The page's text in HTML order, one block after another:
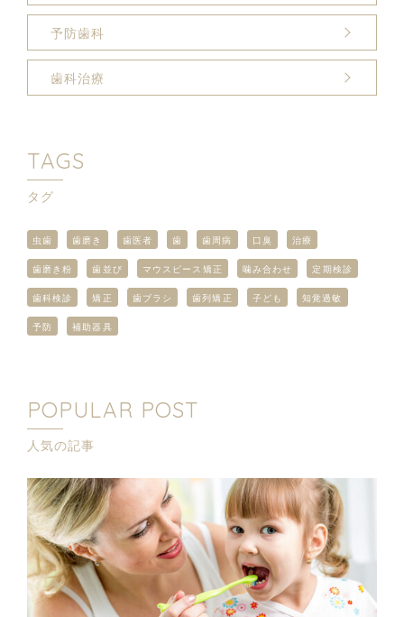
予防歯科
歯科治療
TAGS
タグ
虫歯 歯磨き 歯医者 歯 歯周病 口臭 治療
歯磨き粉 歯並び マウスピース矯正 噛み合わせ 定期検診
歯科検診 矯正 歯ブラシ 歯列矯正 子ども 知覚過敏
予防 補助器具
POPULAR POST
人気の記事